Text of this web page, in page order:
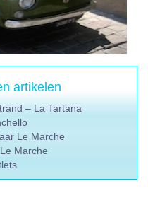
artikelen
– La Tartana
Le Marche
Marche